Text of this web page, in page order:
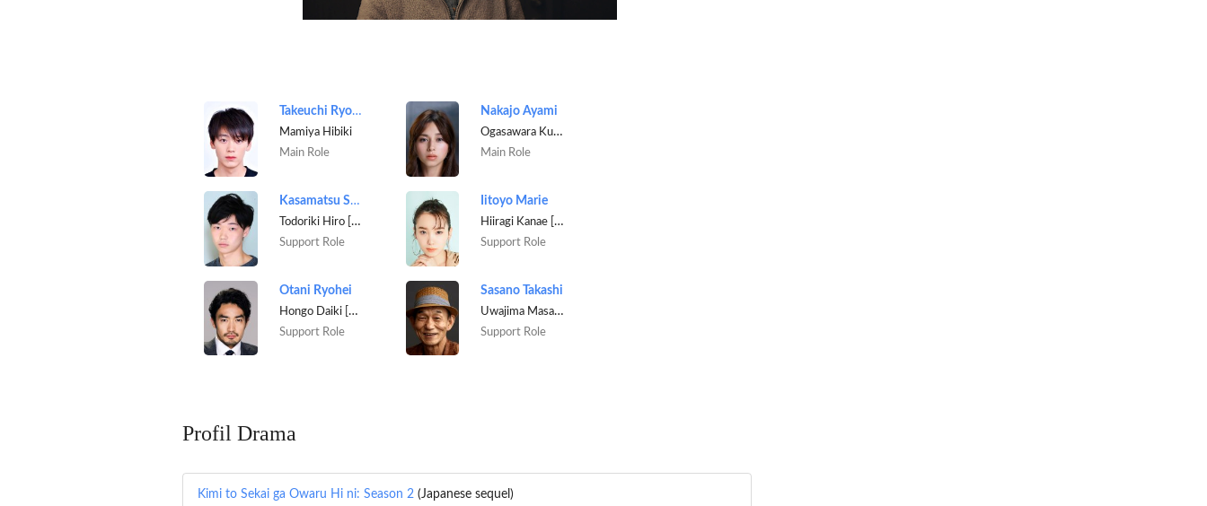
Takeuchi Ryoma
Mamiya Hibiki
Main Role
Nakajo Ayami
Ogasawara Kurumi
Main Role
Kasamatsu Sho
Todoriki Hiro [Police officer]
Support Role
Iitoyo Marie
Hiiragi Kanae [3rd year college student]
Support Role
Otani Ryohei
Hongo Daiki [Police officer]
Support Role
Sasano Takashi
Uwajima Masaomi [Novelist]
Support Role
Profil Drama
Kimi to Sekai ga Owaru Hi ni: Season 2 (Japanese sequel)